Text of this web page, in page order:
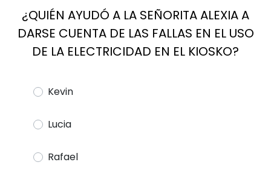
¿QUIÉN AYUDÓ A LA SEÑORITA ALEXIA A
DARSE CUENTA DE LAS FALLAS EN EL USO
DE LA ELECTRICIDAD EN EL KIOSKO?
Kevin
Lucia
Rafael